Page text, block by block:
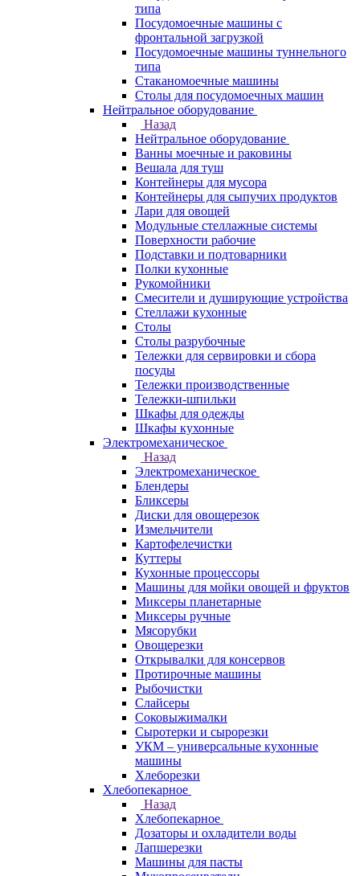
типа
Посудомоечные машины с
фронтальной загрузкой
Посудомоечные машины туннельного
типа
Стаканомоечные машины
Столы для посудомоечных машин
Нейтральное оборудование
Назад
Нейтральное оборудование
Ванны моечные и раковины
Вешала для туш
Контейнеры для мусора
Контейнеры для сыпучих продуктов
Лари для овощей
Модульные стеллажные системы
Поверхности рабочие
Подставки и подтоварники
Полки кухонные
Рукомойники
Смесители и душирующие устройства
Стеллажи кухонные
Столы
Столы разрубочные
Тележки для сервировки и сбора
посуды
Тележки производственные
Тележки-шпильки
Шкафы для одежды
Шкафы кухонные
Электромеханическое
Назад
Электромеханическое
Блендеры
Бликсеры
Диски для овощерезок
Измельчители
Картофелечистки
Куттеры
Кухонные процессоры
Машины для мойки овощей и фруктов
Миксеры планетарные
Миксеры ручные
Мясорубки
Овощерезки
Открывалки для консервов
Протирочные машины
Рыбочистки
Слайсеры
Соковыжималки
Сыротерки и сырорезки
УКМ – универсальные кухонные
машины
Хлеборезки
Хлебопекарное
Назад
Хлебопекарное
Дозаторы и охладители воды
Лапшерезки
Машины для пасты